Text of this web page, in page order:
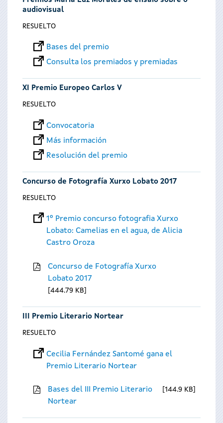
audiovisual
RESUELTO
Bases del premio
Consulta los premiados y premiadas
XI Premio Europeo Carlos V
RESUELTO
Convocatoria
Más información
Resolución del premio
Concurso de Fotografía Xurxo Lobato 2017
RESUELTO
1º Premio concurso fotografia Xurxo
Lobato: Camelias en el agua, de Alicia
Castro Oroza
Concurso de Fotografía Xurxo
Lobato 2017
444.79 KB
III Premio Literario Nortear
RESUELTO
Cecilia Fernández Santomé gana el
Premio Literario Nortear
Bases del III Premio Literario
Nortear
144.9 KB